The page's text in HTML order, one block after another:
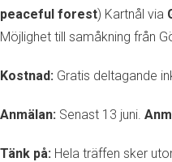
peaceful forest) Kartnål via
Möjlighet till samåkning från
Kostnad: Gratis deltagande
Anmälan: Senast 13 juni.
Tänk på: Hela träffen sker